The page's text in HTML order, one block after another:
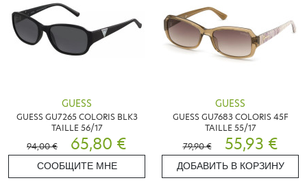
GUESS
GUESS GU7265 COLORIS BLK3
TAILLE 56/17
94,00 €
65,80 €
СООБЩИТЕ МНЕ
GUESS
GUESS GU7683 COLORIS 45F
TAILLE 55/17
79,90 €
55,93 €
ДОБАВИТЬ В КОРЗИНУ